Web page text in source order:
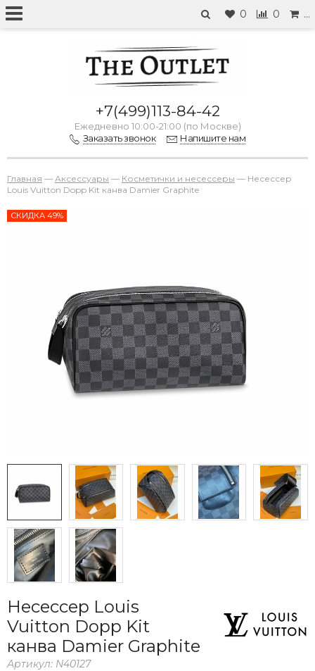
0 0 …
+7(499)113-84-42
Ежедневно 10:00-21:00 (по Москве)
Заказать звонок
Напишите нам
Главная — Аксессуары — Косметички и несессеры — Несессер
Louis Vuitton Dopp Kit канва Damier Graphite
СКИДКА 49%
Несессер Louis
Vuitton Dopp Kit
канва Damier Graphite
Артикул: N40127